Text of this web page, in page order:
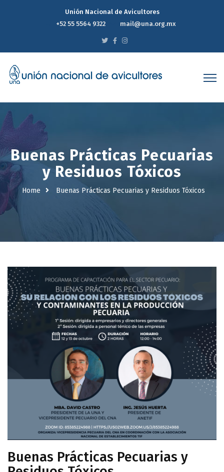
Unión Nacional de Avicultores
+52 55 5564 9322
mail@una.org.mx
Buenas Prácticas Pecuarias
y Residuos Tóxicos
Home Buenas Prácticas Pecuarias y Residuos Tóxicos
Buenas Prácticas Pecuarias y